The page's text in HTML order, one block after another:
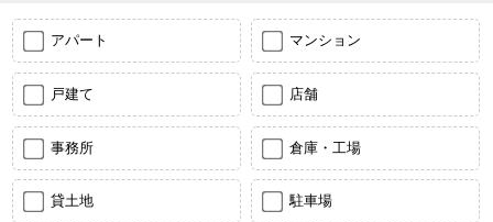
アパート マンション
戸建て 店舗
事務所 倉庫・工場
貸土地 駐車場